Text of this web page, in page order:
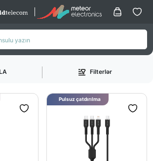
Filterlər
Pulsuz çatdırılma